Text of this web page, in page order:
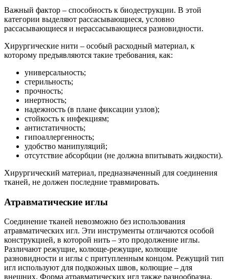
Важный фактор – способность к биодеструкции. В этой
категории выделяют рассасывающиеся, условно
рассасывающиеся и нерассасывающиеся разновидности.
Хирургические нити – особый расходный материал, к
которому предъявляются такие требования, как:
универсальность;
стерильность;
прочность;
инертность;
надежность (в плане фиксации узлов);
стойкость к инфекциям;
антистатичность;
гипоаллергенность;
удобство манипуляций;
отсутствие абсорбции (не должна впитывать жидкости).
Хирургический материал, предназначенный для соединения
тканей, не должен последние травмировать.
Атравматические иглы
Соединение тканей невозможно без использования
атравматических игл. Эти инструменты отличаются особой
конструкцией, в которой нить – это продолжение иглы.
Различают режущие, колюще-режущие, колющие
разновидности и иглы с притупленным концом. Режущий тип
игл используют для подкожных швов, колющие – для
внешних. Форма атравматических игл также разнообразна.